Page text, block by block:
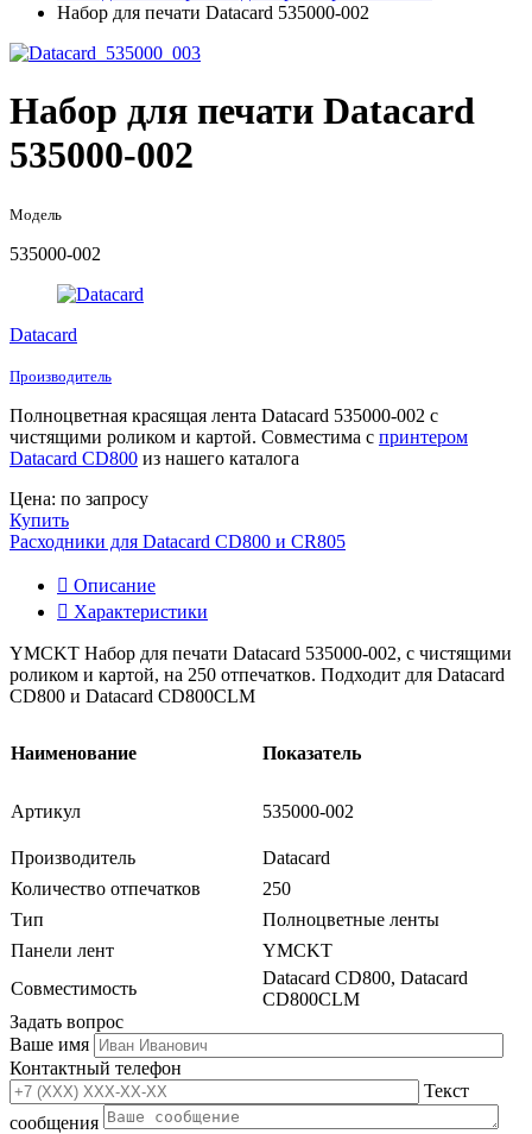
Набор для печати Datacard 535000-002
Набор для печати Datacard
535000-002
Модель
535000-002
Datacard
Производитель
Полноцветная красящая лента Datacard 535000-002 с
чистящими роликом и картой. Совместима с принтером
Datacard CD800 из нашего каталога
Цена: по запросу
Купить
Расходники для Datacard CD800 и CR805
Описание
Характеристики
YMCKT Набор для печати Datacard 535000-002, с чистящими
роликом и картой, на 250 отпечатков. Подходит для Datacard
CD800 и Datacard CD800CLM
Наименование Показатель
Артикул 535000-002
Производитель
Datacard
Количество отпечатков
250
Тип
Полноцветные ленты
Панели лент
YMCKT
Совместимость
Datacard CD800, Datacard
CD800CLM
Задать вопрос
Ваше имя
Контактный телефон
Текст
сообщения